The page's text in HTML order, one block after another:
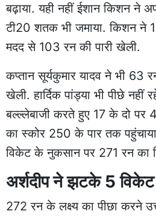
बढ़ाया. यही नहीं ईशान किशन ने
टी20 शतक भी जमाया. किशन ने
मदद से 103 रन की पारी खेली.
कप्तान सूर्यकुमार यादव ने भी 63
खेली. हार्दिक पांड्या भी पीछे नहीं
बल्ल्लेबाजी करते हुए 17 के दो पर
का स्कोर 250 के पार तक
विकेट के नुकसान पर 271 रन का
अर्शदीप ने झटके 5 विकेट
272 रन के लक्ष्य का पीछा करने